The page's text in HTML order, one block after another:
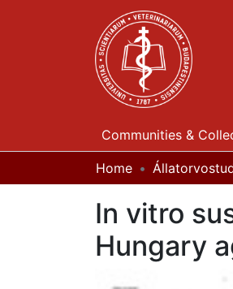
Communities &
Home
In vitro
Hungary